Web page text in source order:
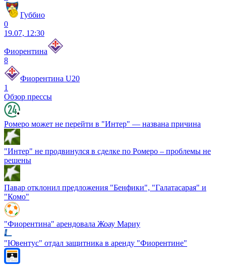
Губбио
0
19.07, 12:30
Фиорентина
8
Фиорентина U20
1
Обзор прессы
Ромеро может не перейти в "Интер" — названа причина
"Интер" не продвинулся в сделке по Ромеро – проблемы не
решены
Павар отклонил предложения "Бенфики", "Галатасарая" и
"Комо"
"Фиорентина" арендовала Жоау Мариу
"Ювентус" отдал защитника в аренду "Фиорентине"